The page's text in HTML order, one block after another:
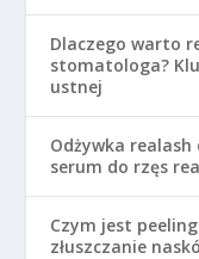
Dlaczego warto
stomatologa?
ustnej
Odżywka
serum do rzęs
Czym jest
złuszczanie